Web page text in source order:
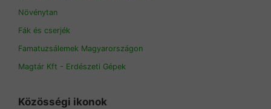
Növénytan
Fák és cserjék
Famatuzsálemek Magyarországon
Magtár Kft - Erdészeti Gépek
Közösségi ikonok